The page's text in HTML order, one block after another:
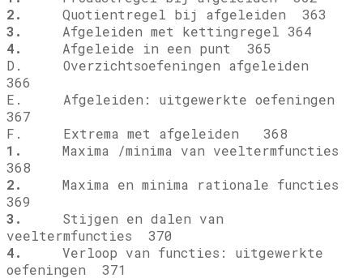
2.
Quotientregel bij afgeleiden 363
3.
Afgeleiden met kettingregel 364
4.
Afgeleide in een punt 365
D. Overzichtsoefeningen afgeleiden
366
E. Afgeleiden: uitgewerkte oefeningen
367
F. Extrema met afgeleiden 368
1.
Maxima /minima van veeltermfuncties
368
2.
Maxima en minima rationale functies
369
3.
Stijgen en dalen van
veeltermfuncties 370
4.
Verloop van functies: uitgewerkte
oefeningen 371